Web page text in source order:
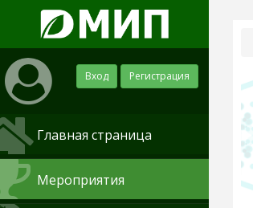
Вход Регистрация
Главная страница
Мероприятия